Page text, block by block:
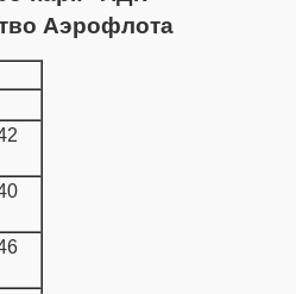
Аэрофлота